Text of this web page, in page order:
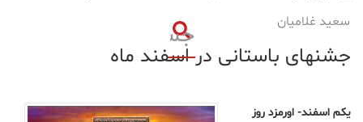
فرهنگ
سعید غلامیان
جشنهای باستانی در اسفند ماه
یکم اسفند- اورمزد روز